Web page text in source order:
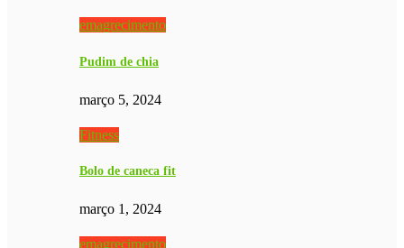
emagrecimento
Pudim de chia
março 5, 2024
Fitness
Bolo de caneca fit
março 1, 2024
emagrecimento